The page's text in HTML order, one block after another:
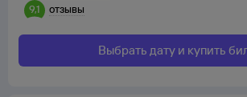
9,1
отзывы
Выбрать дату и купить